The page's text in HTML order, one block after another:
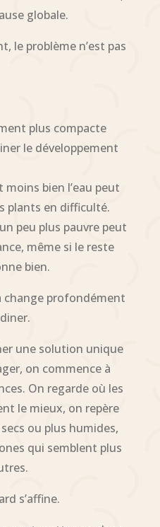
globale.
le problème n’est pas
plus compacte
le développement
bien l’eau peut
plants en difficulté.
peu plus pauvre peut
même si le reste
bien.
change profondément
une solution unique
on commence à
On regarde où les
le mieux, on repère
ou plus humides,
qui semblent plus
s’affine.